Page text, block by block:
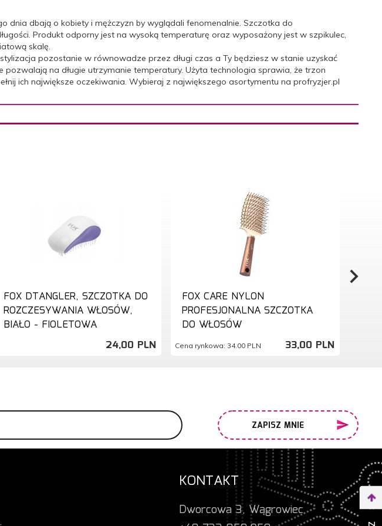
dbają o kobiety i mężczyzn by wyglądali fenomenalnie. Szczotka do
Produkt odporny jest na wysoką temperaturę oraz wyposażony jest w szpikulec,
skalę.
pozostanie w równowadze przez długi czas a Ty będziesz w stanie uzyskać
pozwalają na długie utrzymanie temperatury. Użyta technologia sprawia, że trzon
ich największe oczekiwania. Wybieraj z największego asortymentu na profryzjer.pl
FOX DTANGLER, SZCZOTKA DO
ROZCZESYWANIA WŁOSÓW,
BIAŁO - FIOLETOWA
24,00 PLN
FOX CARE NYLON
PROFESJONALNA SZCZOTKA
DO WŁOSÓW
33,00 PLN
Cena rynkowa: 34.00 PLN
ZAPISZ MNIE
KONTAKT
Dworcowa 3, Wągrowiec